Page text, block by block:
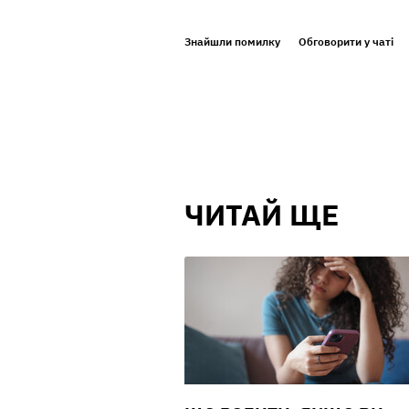
Знайшли помилку Обговорити у чаті
ЧИТАЙ ЩЕ